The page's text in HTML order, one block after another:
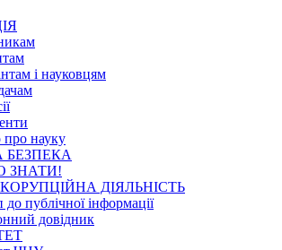
і науковцям
про науку
ЗНАТИ!
ДІЯЛЬНІСТЬ
до публічної інформації
довідник